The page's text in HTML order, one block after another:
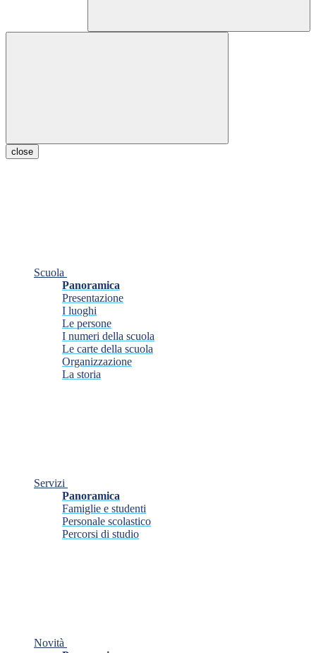
close
Scuola
Panoramica
Presentazione
I luoghi
Le persone
I numeri della scuola
Le carte della scuola
Organizzazione
La storia
Servizi
Panoramica
Famiglie e studenti
Personale scolastico
Percorsi di studio
Novità